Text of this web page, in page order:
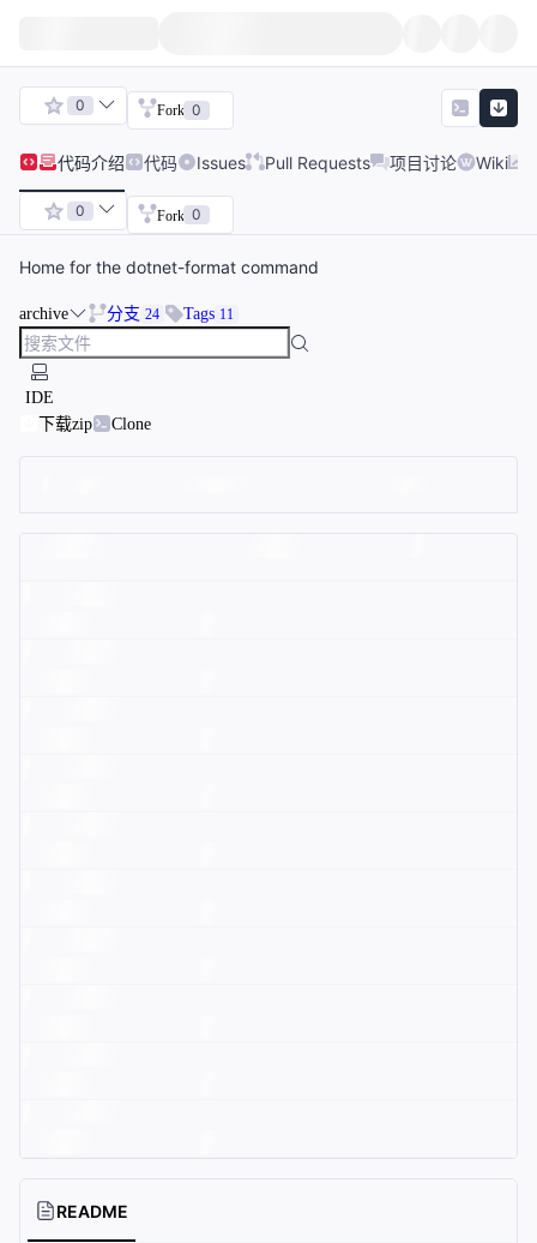
0 Fork 0
代码介绍 代码 Issues Pull Requests 项目讨论 Wiki
0 Fork 0
Home for the dotnet-format command
archive 分支 24 Tags 11
IDE
下载zip
Clone
README